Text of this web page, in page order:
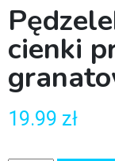
cienki
19.99 zł